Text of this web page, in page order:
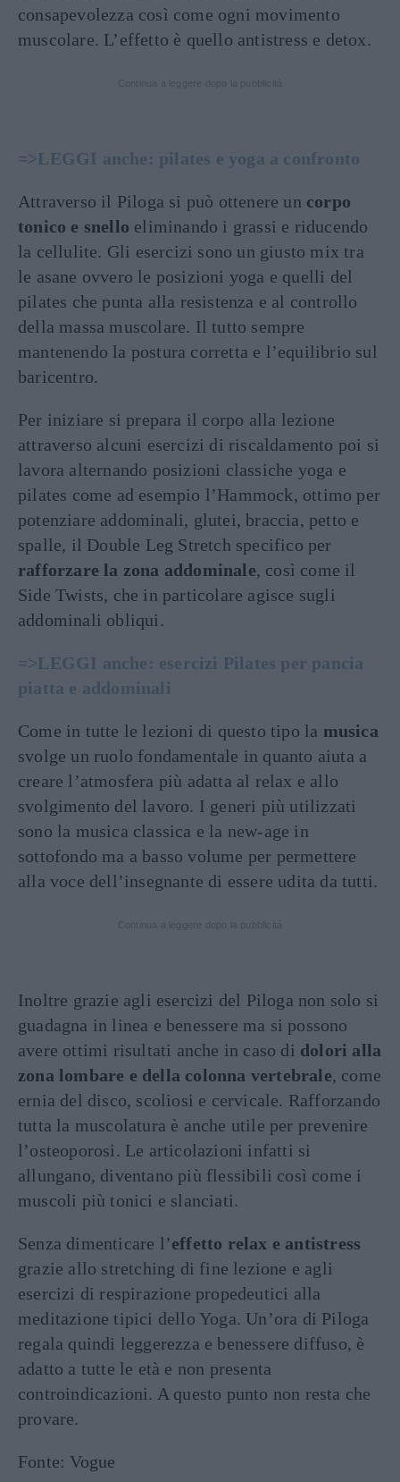
consapevolezza così come ogni movimento
muscolare. L’effetto è quello antistress e detox.
=>LEGGI anche: pilates e yoga a confronto
Attraverso il Piloga si può ottenere un corpo
tonico e snello eliminando i grassi e riducendo
la cellulite. Gli esercizi sono un giusto mix tra
le asane ovvero le posizioni yoga e quelli del
pilates che punta alla resistenza e al controllo
della massa muscolare. Il tutto sempre
mantenendo la postura corretta e l’equilibrio sul
baricentro.
Per iniziare si prepara il corpo alla lezione
attraverso alcuni esercizi di riscaldamento poi si
lavora alternando posizioni classiche yoga e
pilates come ad esempio l’Hammock, ottimo per
potenziare addominali, glutei, braccia, petto e
spalle, il Double Leg Stretch specifico per
rafforzare la zona addominale, così come il
Side Twists, che in particolare agisce sugli
addominali obliqui.
=>LEGGI anche: esercizi Pilates per pancia
piatta e addominali
Come in tutte le lezioni di questo tipo la musica
svolge un ruolo fondamentale in quanto aiuta a
creare l’atmosfera più adatta al relax e allo
svolgimento del lavoro. I generi più utilizzati
sono la musica classica e la new-age in
sottofondo ma a basso volume per permettere
alla voce dell’insegnante di essere udita da tutti.
Inoltre grazie agli esercizi del Piloga non solo si
guadagna in linea e benessere ma si possono
avere ottimi risultati anche in caso di dolori alla
zona lombare e della colonna vertebrale, come
ernia del disco, scoliosi e cervicale. Rafforzando
tutta la muscolatura è anche utile per prevenire
l’osteoporosi. Le articolazioni infatti si
allungano, diventano più flessibili così come i
muscoli più tonici e slanciati.
Senza dimenticare l’effetto relax e antistress
grazie allo stretching di fine lezione e agli
esercizi di respirazione propedeutici alla
meditazione tipici dello Yoga. Un’ora di Piloga
regala quindi leggerezza e benessere diffuso, è
adatto a tutte le età e non presenta
controindicazioni. A questo punto non resta che
provare.
Fonte: Vogue